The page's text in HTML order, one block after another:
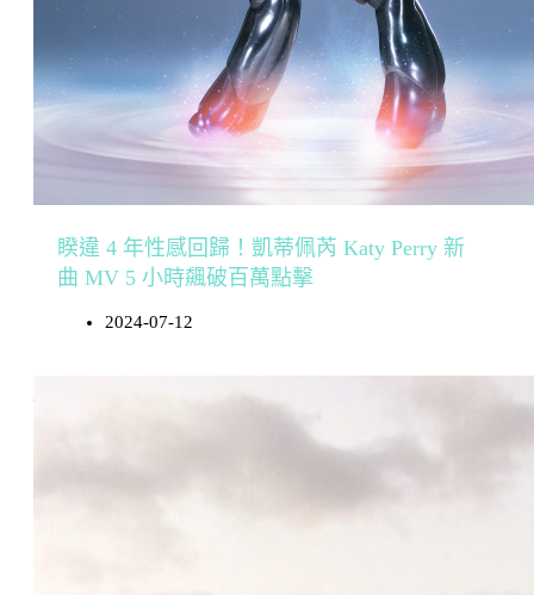
睽違 4 年性感回歸！凱蒂佩芮 Katy Perry 新
曲 MV 5 小時飆破百萬點擊
2024-07-12